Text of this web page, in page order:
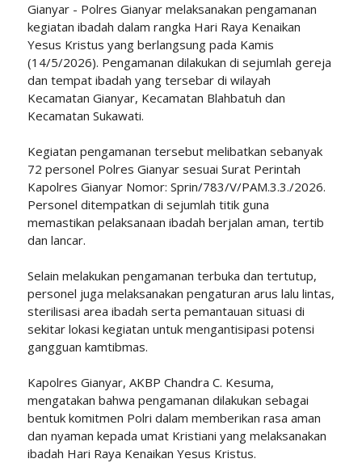
Gianyar - Polres Gianyar melaksanakan pengamanan
kegiatan ibadah dalam rangka Hari Raya Kenaikan
Yesus Kristus yang berlangsung pada Kamis
(14/5/2026). Pengamanan dilakukan di sejumlah gereja
dan tempat ibadah yang tersebar di wilayah
Kecamatan Gianyar, Kecamatan Blahbatuh dan
Kecamatan Sukawati.
Kegiatan pengamanan tersebut melibatkan sebanyak
72 personel Polres Gianyar sesuai Surat Perintah
Kapolres Gianyar Nomor: Sprin/783/V/PAM.3.3./2026.
Personel ditempatkan di sejumlah titik guna
memastikan pelaksanaan ibadah berjalan aman, tertib
dan lancar.
Selain melakukan pengamanan terbuka dan tertutup,
personel juga melaksanakan pengaturan arus lalu lintas,
sterilisasi area ibadah serta pemantauan situasi di
sekitar lokasi kegiatan untuk mengantisipasi potensi
gangguan kamtibmas.
Kapolres Gianyar, AKBP Chandra C. Kesuma,
mengatakan bahwa pengamanan dilakukan sebagai
bentuk komitmen Polri dalam memberikan rasa aman
dan nyaman kepada umat Kristiani yang melaksanakan
ibadah Hari Raya Kenaikan Yesus Kristus.